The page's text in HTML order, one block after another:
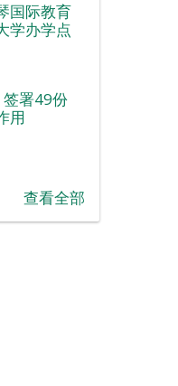
国际教育
学办学点
署49份
用
查看全部